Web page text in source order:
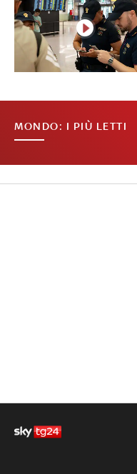
MONDO: I PIÙ LETTI